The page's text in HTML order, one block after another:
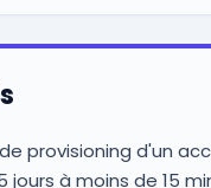
provisioning d'un
jours à moins de 15